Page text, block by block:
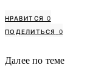
НРАВИТСЯ 0
ПОДЕЛИТЬСЯ
0
Далее по теме